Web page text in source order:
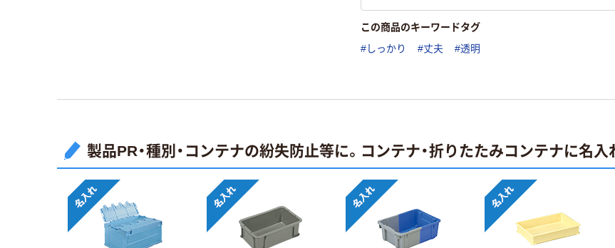
この商品のキーワードタグ
#しっかり #丈夫 #透明
製品PR・種別・コンテナの紛失防止等に。コンテナ・折りたたみコンテナに名